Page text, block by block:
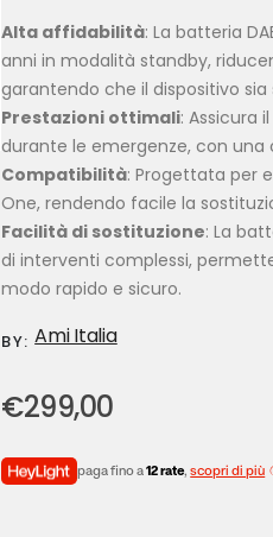
Alta affidabilità: La batteria
anni in modalità standby,
garantendo che il dispositivo sia
Prestazioni ottimali: Assicura
durante le emergenze, con
Compatibilità: Progettata per
One, rendendo facile la
Facilità di sostituzione: La
di interventi complessi,
modo rapido e sicuro.
BY: Ami Italia
€299,00
paga fino a12 rate,scopri di più